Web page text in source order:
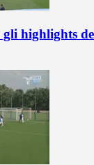
highlights